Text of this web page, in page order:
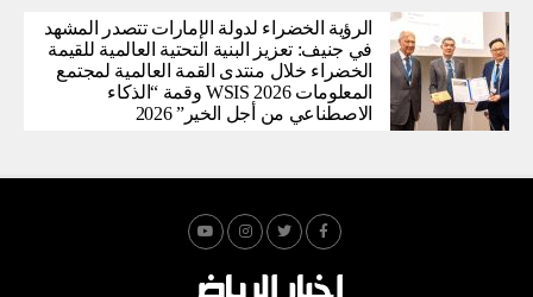
الرؤية الخضراء لدولة الإمارات تتصدر المشهد
في جنيف: تعزيز البنية التحتية العالمية للقيمة
الخضراء خلال منتدى القمة العالمية لمجتمع
المعلومات WSIS 2026 وقمة “الذكاء
الاصطناعي من أجل الخير” 2026